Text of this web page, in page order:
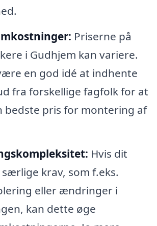
Priserne på
i Gudhjem kan variere.
en god idé at indhente
fra forskellige fagfolk for at
bedste pris for montering af
Hvis dit
krav, som f.eks.
eller ændringer i
kan dette øge